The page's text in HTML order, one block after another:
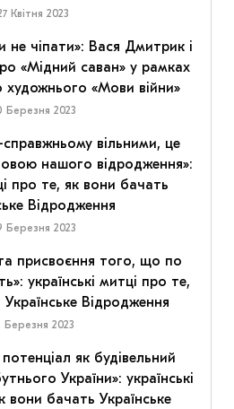
Квітня 2023
чіпати»: Вася Дмитрик і
«Мідний саван» у рамках
художнього «Мови війни»
Березня 2023
вільними, це
нашого відродження»:
про те, як вони бачать
Відродження
Березня 2023
присвоєння того, що по
українські митці про те,
Відродження
Березня 2023
як будівельний
України»: українські
вони бачать Українське